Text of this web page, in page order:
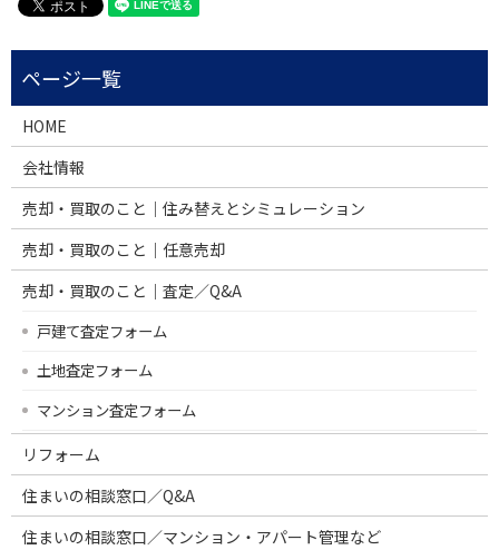
HOME
会社情報
売却・買取のこと｜住み替えとシミュレーション
売却・買取のこと｜任意売却
売却・買取のこと｜査定／Q&A
戸建て査定フォーム
土地査定フォーム
マンション査定フォーム
リフォーム
住まいの相談窓口／Q&A
住まいの相談窓口／マンション・アパート管理など